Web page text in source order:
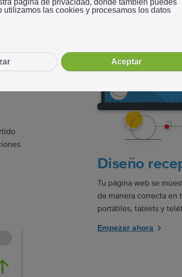
Diseño
Tu página web se
de manera correcta en
portátiles, tablets y
Empezar ahora
página de privacidad, donde también puedes
utilizamos las cookies y procesamos los datos
Aceptar